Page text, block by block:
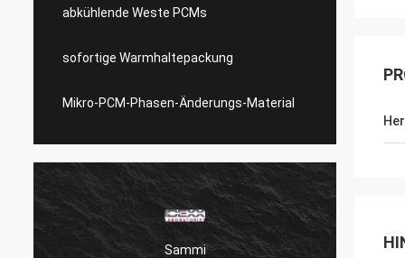
abkühlende Weste PCMs
sofortige Warmhaltepackung
Mikro-PCM-Phasen-Änderungs-Material
Sammi